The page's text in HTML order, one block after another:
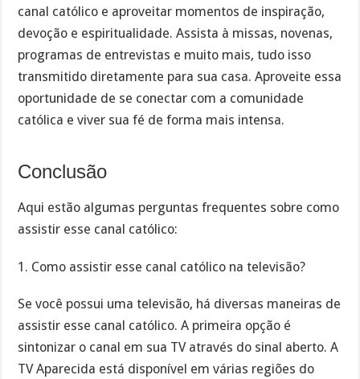
canal católico e aproveitar momentos de inspiração,
devoção e espiritualidade. Assista à missas, novenas,
programas de entrevistas e muito mais, tudo isso
transmitido diretamente para sua casa. Aproveite essa
oportunidade de se conectar com a comunidade
católica e viver sua fé de forma mais intensa.
Conclusão
Aqui estão algumas perguntas frequentes sobre como
assistir esse canal católico:
1. Como assistir esse canal católico na televisão?
Se você possui uma televisão, há diversas maneiras de
assistir esse canal católico. A primeira opção é
sintonizar o canal em sua TV através do sinal aberto. A
TV Aparecida está disponível em várias regiões do